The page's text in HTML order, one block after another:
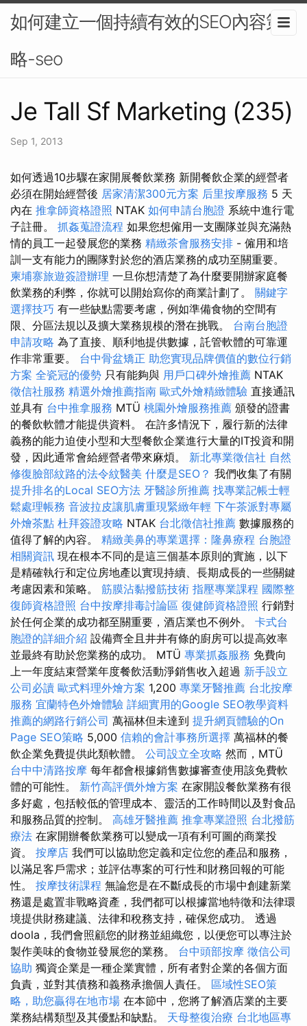
如何建立一個持續有效的SEO內容策
略-seo
Je Tall Sf Marketing (235)
Sep 1, 2013
如何透過10步驟在家開展餐飲業務 新開餐飲企業的經營者
必須在開始經營後 居家清潔300元方案 后里按摩服務 5 天
內在 推拿師資格證照 NTAK 如何申請台胞證 系統中進行電
子註冊。 抓姦蒐證流程 如果您想僱用一支團隊並與充滿熱
情的員工一起發展您的業務 精緻茶會服務安排 - 僱用和培
訓一支有能力的團隊對於您的酒店業務的成功至關重要。
柬埔寨旅遊簽證辦理 一旦你想清楚了為什麼要開辦家庭餐
飲業務的利弊，你就可以開始寫你的商業計劃了。 關鍵字
選擇技巧 有一些缺點需要考慮，例如準備食物的空間有
限、分區法規以及擴大業務規模的潛在挑戰。 台南台胞證
申請攻略 為了直接、順利地提供數據，託管軟體的可靠運
作非常重要。 台中骨盆矯正 助您實現品牌價值的數位行銷
方案 全瓷冠的優勢 只有能夠與 用戶口碑外燴推薦 NTAK
徵信社服務 精選外燴推薦指南 歐式外燴精緻體驗 直接通訊
並具有 台中推拿服務 MTÜ 桃園外燴服務推薦 頒發的證書
的餐飲軟體才能提供資料。 在許多情況下，履行新的法律
義務的能力迫使小型和大型餐飲企業進行大量的IT投資和開
發，因此通常會給經營者帶來麻煩。 新北專業徵信社 自然
修復臉部紋路的法令紋醫美 什麼是SEO？ 我們收集了有關
提升排名的Local SEO方法 牙醫診所推薦 找專業記帳士輕
鬆處理帳務 音波拉皮讓肌膚重現緊緻年輕 下午茶派對專屬
外燴茶點 杜拜簽證攻略 NTAK 台北徵信社推薦 數據服務的
值得了解的內容。 精緻美鼻的專業選擇：隆鼻療程 台胞證
相關資訊 現在根本不同的是這三個基本原則的實施，以下
是精確執行和定位房地產以實現持續、長期成長的一些關鍵
考慮因素和策略。 筋膜沾黏撥筋技術 指壓專業課程 國際整
復師資格證照 台中按摩排毒討論區 復健師資格證照 行銷對
於任何企業的成功都至關重要，酒店業也不例外。 卡式台
胞證的詳細介紹 設備齊全且井井有條的廚房可以提高效率
並最終有助於您業務的成功。 MTÜ 專業抓姦服務 免費向
上一年度結束營業年度餐飲活動淨銷售收入超過 新手設立
公司必讀 歐式料理外燴方案 1,200 專業牙醫推薦 台北按摩
服務 宜蘭特色外燴體驗 詳細實用的Google SEO教學資料
推薦的網路行銷公司 萬福林但未達到 提升網頁體驗的On
Page SEO策略 5,000 信賴的會計事務所選擇 萬福林的餐
飲企業免費提供此類軟體。 公司設立全攻略 然而，MTÜ
台中中清路按摩 每年都會根據銷售數據審查使用該免費軟
體的可能性。 新竹高評價外燴方案 在家開設餐飲業務有很
多好處，包括較低的管理成本、靈活的工作時間以及對食品
和服務品質的控制。 高雄牙醫推薦 推拿專業證照 台北撥筋
療法 在家開辦餐飲業務可以變成一項有利可圖的商業投
資。 按摩店 我們可以協助您定義和定位您的產品和服務，
以滿足客戶需求；並評估專案的可行性和財務回報的可能
性。 按摩技術課程 無論您是在不斷成長的市場中創建新業
務還是處置非戰略資產，我們都可以根據當地特徵和法律環
境提供財務建議、法律和稅務支持，確保您成功。 透過
doola，我們會照顧您的財務並組織您，以便您可以專注於
製作美味的食物並發展您的業務。 台中頭部按摩 徵信公司
協助 獨資企業是一種企業實體，所有者對企業的各個方面
負責，並對其債務和義務承擔個人責任。 區域性SEO策
略，助您贏得在地市場 在本節中，您將了解酒店業的主要
業務結構類型及其優點和缺點。 天母整復治療 台北地區專